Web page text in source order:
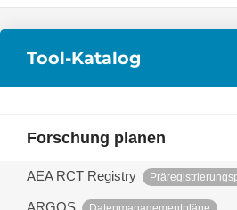
Tool-Katalog
Forschung planen
AEA RCT Registry
ARGOS